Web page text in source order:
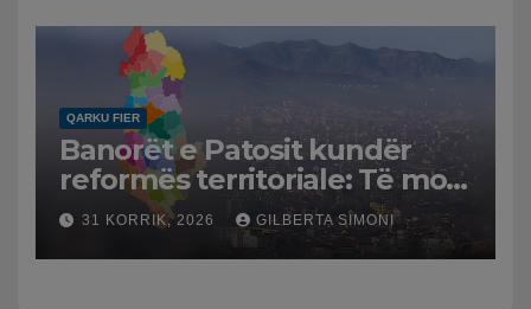
dhe benzinën në vend
QARKU FIER
Banorët e Patosit kundër
reformës territoriale: Të mos
humbasim identitetin e
qytetit
31 KORRIK, 2026 GILBERTA SIMONI